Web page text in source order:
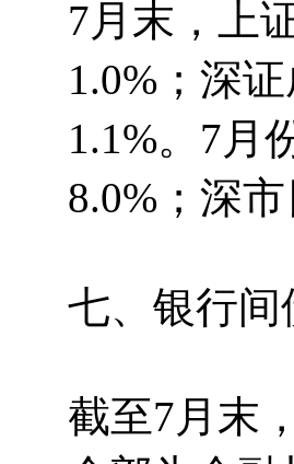
7月末，上
1.0%；深
1.1%。7月
8.0%；深
七、银行
截至7月末